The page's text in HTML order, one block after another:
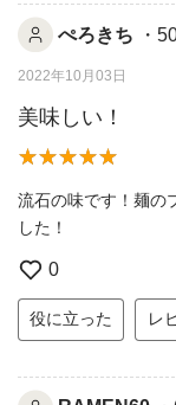
ぺろきち ・
2022年10月03日
美味しい！
流石の味です！麺
した！
0
役に立った レ